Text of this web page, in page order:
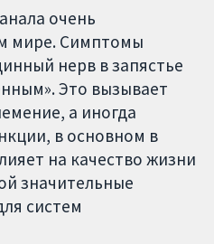
очень
мире. Симптомы
нерв в запястье
Это вызывает
а иногда
в основном в
на качество жизни
значительные
систем